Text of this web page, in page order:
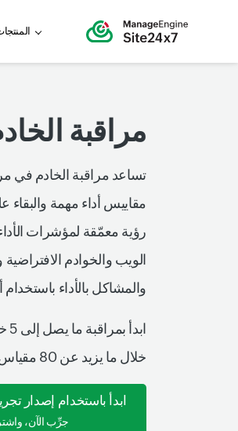
مراقبة
تساعد مراقبة الخادم في
مقاييس أداء مهمة والبقاء
رؤية معمّقة لمؤشرات
الويب والخوادم
والمشاكل بالأداء
خلال ما يزيد عن 80 مقياس أداء وتقارير مخزون معمّقة.
ابدأ باستخدام إصدار
جرِّب الآن، واشترك